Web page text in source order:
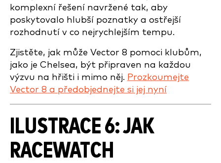
komplexní řešení navržené tak, aby
poskytovalo hlubší poznatky a ostřejší
rozhodnutí v co nejrychlejším tempu.
Zjistěte, jak může Vector 8 pomoci klubům,
jako je Chelsea, být připraven na každou
výzvu na hřišti i mimo něj. Prozkoumejte
Vector 8 a předobjednejte si jej nyní
ILUSTRACE 6: JAK
RACEWATCH